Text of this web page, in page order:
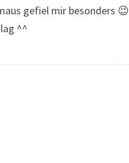
gefiel mir besonders 😉
^^